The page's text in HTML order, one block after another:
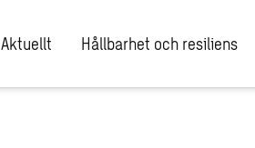
Aktuellt Hållbarhet och resiliens